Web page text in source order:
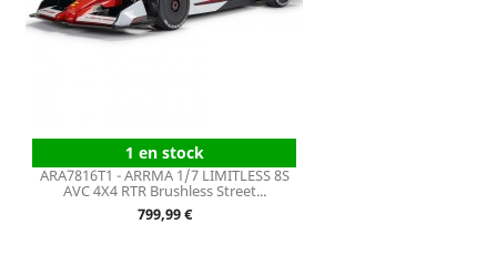
1 en stock
ARA7816T1 - ARRMA 1/7 LIMITLESS 8S
AVC 4X4 RTR Brushless Street...
Prix
799,99 €